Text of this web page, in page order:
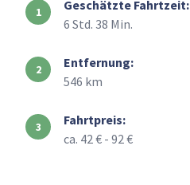
Geschätzte Fahrtzeit:
6 Std. 38 Min.
Entfernung:
546 km
Fahrtpreis:
ca. 42 € - 92 €